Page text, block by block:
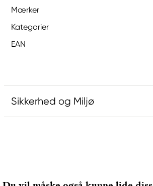
Mærker
Kategorier
EAN
Sikkerhed og Miljø